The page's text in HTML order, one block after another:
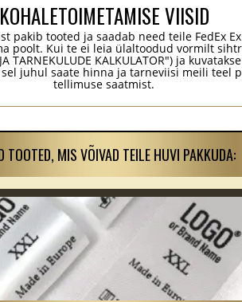
KOHALETOIMETAMISE VIISID
pakib tooted ja saadab need teile FedEx
poolt. Kui te ei leia ülaltoodud vormilt
TARNEKULUDE KALKULATOR") ja
sel juhul saate hinna ja tarneviisi meili teel
tellimuse saatmist.
TOOTED, MIS VÕIVAD TEILE HUVI PAKKUDA: